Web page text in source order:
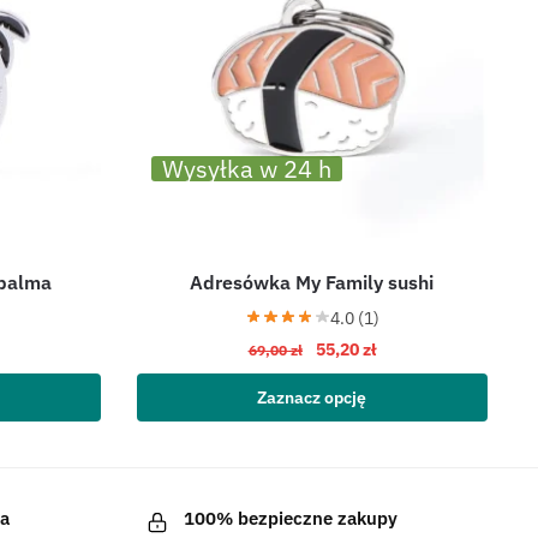
Wysyłka w 24 h
Adresówka My Family sushi
4.0 (1)
69,00zł 55,20zł
Zaznacz opcję
100% bezpieczne zakupy